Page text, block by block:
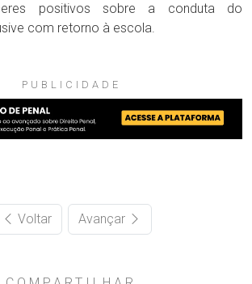
positivos sobre a conduta do
com retorno à escola.
PUBLICIDADE
Voltar Avançar